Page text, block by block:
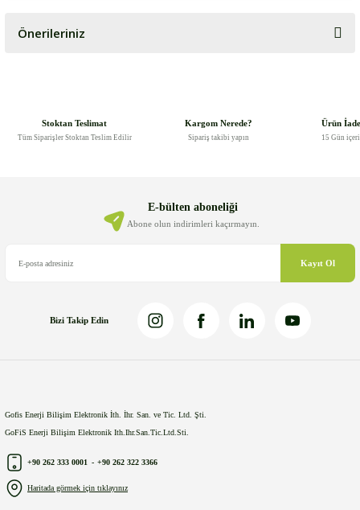
Önerileriniz
Ürün bilgilerinde hatalar bulunuyor.
Ürün fiyatı diğer sitelerden daha pahalı.
Stoktan Teslimat
Tüm Siparişler Stoktan Teslim Edilir
Kargom Nerede?
Sipariş takibi yapın
Ürün
15 Gün
E-bülten aboneliği
Abone olun indirimleri kaçırmayın.
Kayıt Ol
Bizi Takip Edin
Gofis Enerji Bilişim Elektronik İth. İhr. San. ve Tic. Ltd. Şti.
GoFiS Enerji Bilişim Elektronik Ith.Ihr.San.Tic.Ltd.Sti.
+90 262 333 0001 - +90 262 322 3366
Haritada görmek için tıklayınız